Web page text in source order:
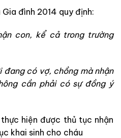
đình 2014 quy định:
con, kể cả trong trường
đang có vợ, chồng mà nhận
cần phải có sự đồng ý
hiện được thủ tục nhận
khai sinh cho cháu